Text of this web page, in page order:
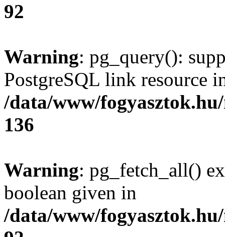
92
Warning: pg_query():
PostgreSQL link resource
/data/www/
136
Warning: pg_fetch_all()
boolean given in
/data/www/